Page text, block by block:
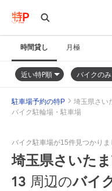
時間貸し 月極
近い特P順 バイクの
駐車場予約の特P
埼玉県さい
バイク駐輪場・駐車場
バイク駐車場が15件見つかりま
埼玉県さいた
13 周辺のバイ